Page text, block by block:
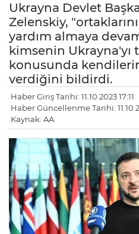
Ukrayna Devlet
Zelenskiy,
yardım almaya
kimsenin Ukrayna'yı
konusunda
verdiğini bildirdi.
Haber Giriş Tarihi: 11.10.2023 17:11
Haber Güncellenme Tarihi:
Kaynak: AA